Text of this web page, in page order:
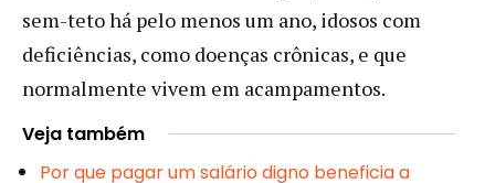
sem-teto há pelo menos um ano, idosos com
deficiências, como doenças crônicas, e que
normalmente vivem em acampamentos.
Veja também
Por que pagar um salário digno beneficia a